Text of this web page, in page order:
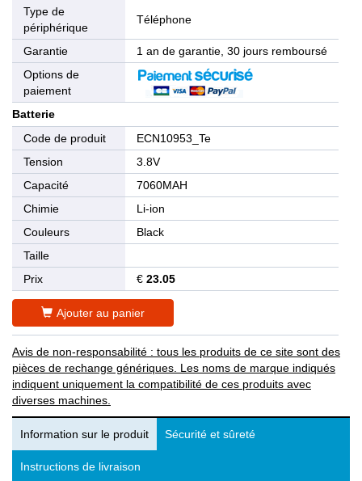
Type de
périphérique
Téléphone
Garantie
1 an de garantie, 30 jours remboursé
Options de
paiement
Batterie
Code de produit
ECN10953_Te
Tension
3.8V
Capacité
7060MAH
Chimie
Li-ion
Couleurs
Black
Taille
Prix
€ 23.05
Ajouter au panier
Avis de non-responsabilité : tous les produits de ce site sont des
pièces de rechange génériques. Les noms de marque indiqués
indiquent uniquement la compatibilité de ces produits avec
diverses machines.
Information sur le produit Sécurité et sûreté
Instructions de livraison